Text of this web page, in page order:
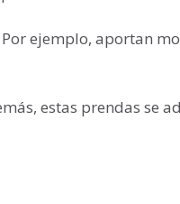
ejemplo, aportan
estas prendas se